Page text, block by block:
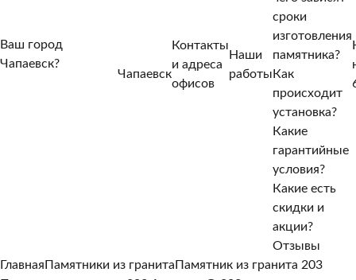
Ваш город
Чапаевск?
Чапаевск
Контакты
и адреса
офисов
Наши
работы
сроки
изготовления
памятника?
Как
происходит
установка?
Какие
гарантийные
условия?
Какие есть
скидки и
акции?
Отзывы
Главная Памятники из гранита Памятник из гранита 203